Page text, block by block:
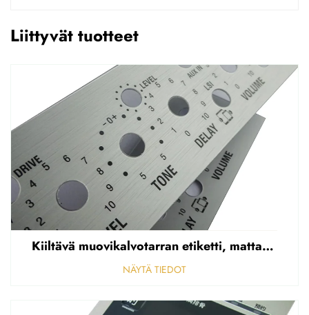
Liittyvät tuotteet
Kiiltävä muovikalvotarran etiketti, mattapintainen etupaneelin tarran etiketti, korostettu polycarbonaattipäällys
NÄYTÄ TIEDOT